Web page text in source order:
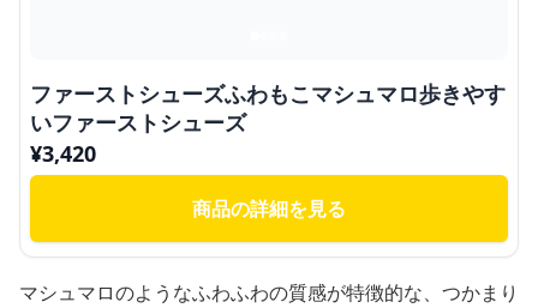
ファーストシューズふわもこマシュマロ歩きやす
いファーストシューズ
¥3,420
商品の詳細を見る
マシュマロのようなふわふわの質感が特徴的な、つかまり